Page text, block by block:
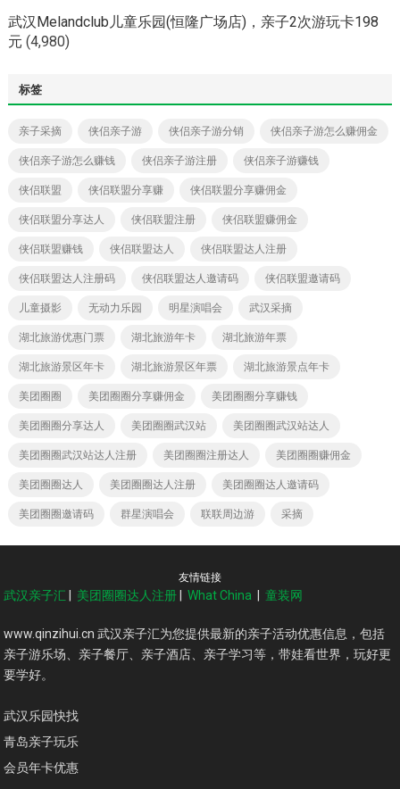
武汉Melandclub儿童乐园(恒隆广场店)，亲子2次游玩卡198
元 (4,980)
标签
亲子采摘 侠侣亲子游 侠侣亲子游分销 侠侣亲子游怎么赚佣金
侠侣亲子游怎么赚钱 侠侣亲子游注册 侠侣亲子游赚钱
侠侣联盟 侠侣联盟分享赚 侠侣联盟分享赚佣金
侠侣联盟分享达人 侠侣联盟注册 侠侣联盟赚佣金
侠侣联盟赚钱 侠侣联盟达人 侠侣联盟达人注册
侠侣联盟达人注册码 侠侣联盟达人邀请码 侠侣联盟邀请码
儿童摄影 无动力乐园 明星演唱会 武汉采摘
湖北旅游优惠门票 湖北旅游年卡 湖北旅游年票
湖北旅游景区年卡 湖北旅游景区年票 湖北旅游景点年卡
美团圈圈 美团圈圈分享赚佣金 美团圈圈分享赚钱
美团圈圈分享达人 美团圈圈武汉站 美团圈圈武汉站达人
美团圈圈武汉站达人注册 美团圈圈注册达人 美团圈圈赚佣金
美团圈圈达人 美团圈圈达人注册 美团圈圈达人邀请码
美团圈圈邀请码 群星演唱会 联联周边游 采摘
友情链接
武汉亲子汇 美团圈圈达人注册 |What China |童装网
www.qinzihui.cn 武汉亲子汇为您提供最新的亲子活动优惠信息，包括
亲子游乐场、亲子餐厅、亲子酒店、亲子学习等，带娃看世界，玩好更
要学好。
武汉乐园快找
青岛亲子玩乐
会员年卡优惠